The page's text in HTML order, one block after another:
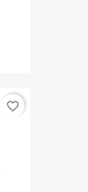
favorite_border